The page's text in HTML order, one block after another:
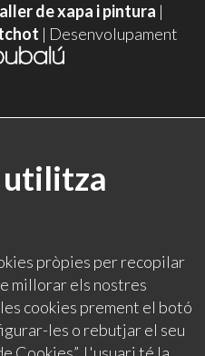
de xapa i pintura |
| Desenvolupament
utilitza
pròpies per recopilar
millorar els nostres
cookies prement el botó
les o rebutjar el seu